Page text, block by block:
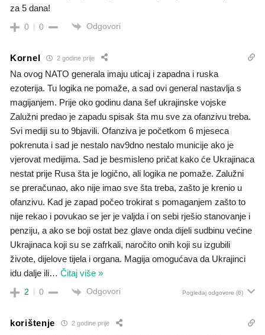
za 5 dana!
0 0 Odgovori
Kornel 2 godine prije
Na ovog NATO generala imaju uticaj i zapadna i ruska
ezoterija. Tu logika ne pomaže, a sad ovi general nastavlja s
magijanjem. Prije oko godinu dana šef ukrajinske vojske
Zalužni predao je zapadu spisak šta mu sve za ofanzivu treba.
Svi mediji su to 9bjavili. Ofanziva je početkom 6 mjeseca
pokrenuta i sad je nestalo nav9dno nestalo municije ako je
vjerovat medijima. Sad je besmisleno pričat kako će Ukrajinaca
nestat prije Rusa šta je logično, ali logika ne pomaže. Zalužni
se preračunao, ako nije imao sve šta treba, zašto je krenio u
ofanzivu. Kad je zapad počeo trokirat s pomaganjem zašto to
nije rekao i povukao se jer je valjda i on sebi rješio stanovanje i
penziju, a ako se boji ostat bez glave onda dijeli sudbinu većine
Ukrajinaca koji su se zafrkali, naročito onih koji su izgubili
živote, dijelove tijela i organa. Magija omogućava da Ukrajinci
idu dalje ili… Čitaj više »
2 0 Odgovori Pogledaj odgovore (6)
korištenje 2 godine prije